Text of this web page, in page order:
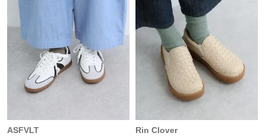
ASFVLT
Rin Clover